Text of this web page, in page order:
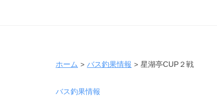
市
レ
ホーム バス釣果情報 星湖亭CUP２戦
バス釣果情報